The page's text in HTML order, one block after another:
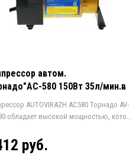
автом.
580 150Вт 35л/мин.в
AUTOVIRAZH AC580 Торнадо AV-
обладает высокой мощностью, кото...
руб.